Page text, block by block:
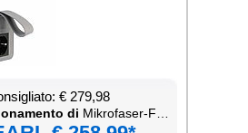
€ 279,98
di Mi­kro­fa­ser-Fen­ster­wi­scher